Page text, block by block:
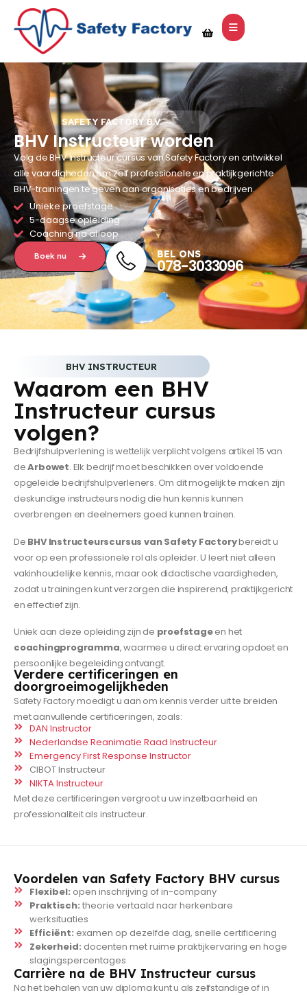
SAFETY FACTORY B.V.
BHV Instructeur worden
Volg de BHV Instructeur cursus van Safety Factory en ontwikkel
alle vaardigheden om zelf professionele en praktijkgerichte
BHV-trainingen te geven aan organisaties en bedrijven.
Unieke proefstage
5-daagse opleiding
Coaching na afloop
Boek nu BEL ONS
078-3033096
BHV INSTRUCTEUR
Waarom een BHV
Instructeur cursus
volgen?
Bedrijfshulpverlening is wettelijk verplicht volgens artikel 15 van
deArbowet. Elk bedrijf moet beschikken over voldoende
opgeleide bedrijfshulpverleners. Om dit mogelijk te maken zijn
deskundige instructeurs nodig die hun kennis kunnen
overbrengen en deelnemers goed kunnen trainen.
De BHV Instructeurscursus van Safety Factorybereidt u
voor op een professionele rol als opleider. U leert niet alleen
vakinhoudelijke kennis, maar ook didactische vaardigheden,
zodat u trainingen kunt verzorgen die inspirerend, praktijkgericht
en effectief zijn.
Uniek aan deze opleiding zijn de proefstageen het
coachingprogramma, waarmee u direct ervaring opdoet en
persoonlijke begeleiding ontvangt.
Verdere certificeringen en
doorgroeimogelijkheden
Safety Factory moedigt u aan om kennis verder uit te breiden
met aanvullende certificeringen, zoals:
DAN Instructor
Nederlandse Reanimatie Raad Instructeur
Emergency First Response Instructor
CIBOT Instructeur
NIKTA Instructeur
Met deze certificeringen vergroot u uw inzetbaarheid en
professionaliteit als instructeur.
Voordelen van Safety Factory BHV cursus
Flexibel: open inschrijving of in-company
Praktisch: theorie vertaald naar herkenbare
werksituaties
Efficiënt: examen op dezelfde dag, snelle certificering
Zekerheid: docenten met ruime praktijkervaring en hoge
slagingspercentages
Carrière na de BHV Instructeur cursus
Na het behalen van uw diploma kunt u als zelfstandige of in